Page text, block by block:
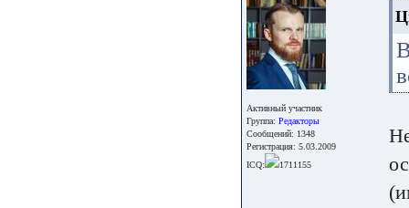
Активный участник
Группа: Редакторы
Сообщений: 1348
Регистрация: 5.03.2009
ICQ:
1711155